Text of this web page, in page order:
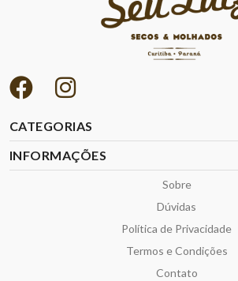
CATEGORIAS
INFORMAÇÕES
Sobre
Dúvidas
Política de Privacidade
Termos e Condições
Contato